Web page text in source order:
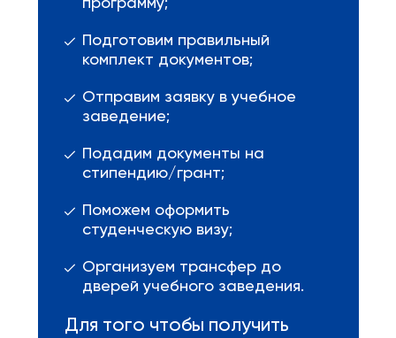
программу;
Подготовим правильный
комплект документов;
Отправим заявку в учебное
заведение;
Подадим документы на
стипендию/грант;
Поможем оформить
студенческую визу;
Организуем трансфер до
дверей учебного заведения.
Для того чтобы получить